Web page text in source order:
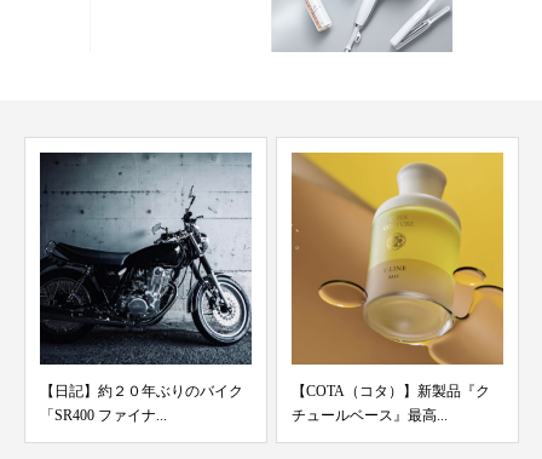
【COTA（コタ）】新製品『ク
チュールベース』最高...
【日記】コケリウムのある暮ら
し